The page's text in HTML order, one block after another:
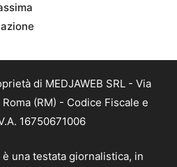
di MEDJAWEB SRL - Via
(RM) - Codice Fiscale e
16750671006
una testata giornalistica, in